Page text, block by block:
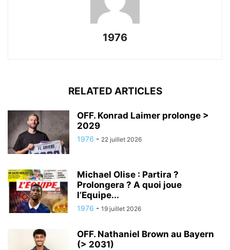
1976
RELATED ARTICLES
OFF. Konrad Laimer prolonge >
2029
1976 - 22 juillet 2026
Michael Olise : Partira ?
Prolongera ? A quoi joue
l’Equipe...
1976 - 19 juillet 2026
OFF. Nathaniel Brown au Bayern
(> 2031)